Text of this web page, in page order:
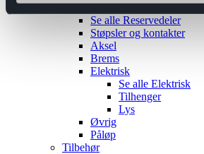
Reservedeler
Se alle Reservedeler
Støpsler og kontakter
Aksel
Brems
Elektrisk
Se alle Elektrisk
Tilhenger
Lys
Øvrig
Påløp
Tilbehør